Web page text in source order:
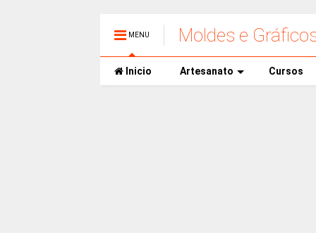
MENU Moldes e
Inicio Artesanato Cursos